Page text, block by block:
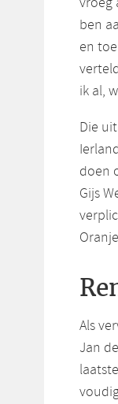
ben
en
ik al,
Die
doen
Gijs
Als
Jan